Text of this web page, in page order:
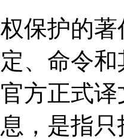
保护的
、命令
方正式
，是指